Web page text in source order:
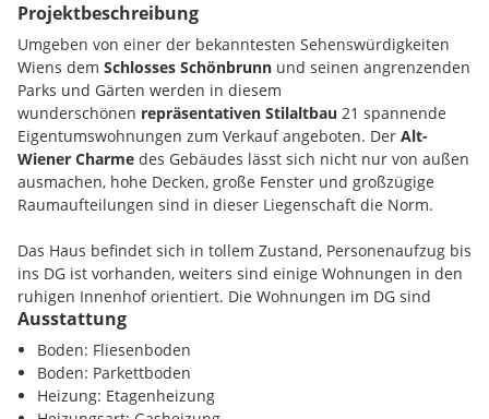
Projektbeschreibung
Umgeben von einer der bekanntesten Sehenswürdigkeiten
Wiens dem Schlosses Schönbrunn und seinen angrenzenden
Parks und Gärten werden in diesem
wunderschönen repräsentativen Stilaltbau 21 spannende
Eigentumswohnungen zum Verkauf angeboten. Der Alt-
Wiener Charme des Gebäudes lässt sich nicht nur von außen
ausmachen, hohe Decken, große Fenster und großzügige
Raumaufteilungen sind in dieser Liegenschaft die Norm.
Das Haus befindet sich in tollem Zustand, Personenaufzug bis
ins DG ist vorhanden, weiters sind einige Wohnungen in den
ruhigen Innenhof orientiert. Die Wohnungen im DG sind
jeweils mit Freiflächen ausgestattet.
Dieaufstrebende Gegend
mitPop-up-Stores,Designateliers
Bars. Neben den bekanntesten Anziehungspunkten des
Ausstattung
Boden: Fliesenboden
Boden: Parkettboden
Heizung: Etagenheizung